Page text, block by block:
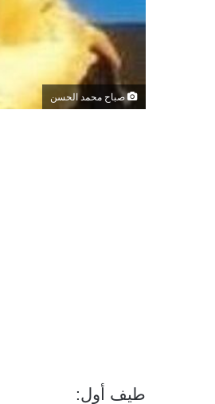
صباح محمد الحسن
طيف أول: